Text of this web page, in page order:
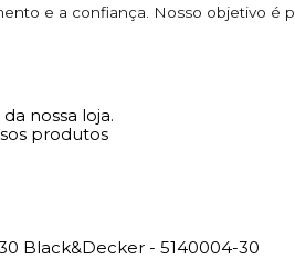
e a confiança. Nosso objetivo
nossa loja.
produtos
Black&Decker - 5140004-30